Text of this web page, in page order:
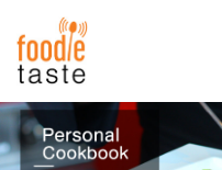
สูตรอาหาร